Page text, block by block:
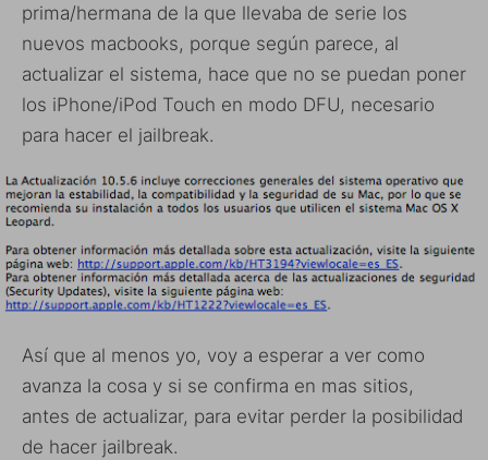
prima/hermana de la que llevaba de serie los
nuevos macbooks, porque según parece, al
actualizar el sistema, hace que no se puedan poner
los iPhone/iPod Touch en modo DFU, necesario
para hacer el jailbreak.
Así que al menos yo, voy a esperar a ver como
avanza la cosa y si se confirma en mas sitios,
antes de actualizar, para evitar perder la posibilidad
de hacer jailbreak.